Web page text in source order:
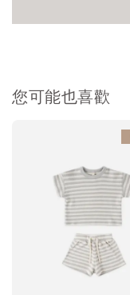
您可能也喜歡